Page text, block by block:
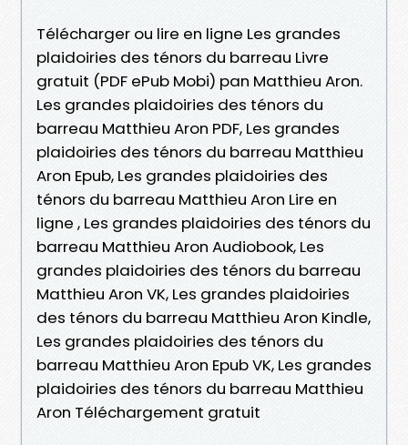
Télécharger ou lire en ligne Les grandes
plaidoiries des ténors du barreau Livre
gratuit (PDF ePub Mobi) pan Matthieu Aron.
Les grandes plaidoiries des ténors du
barreau Matthieu Aron PDF, Les grandes
plaidoiries des ténors du barreau Matthieu
Aron Epub, Les grandes plaidoiries des
ténors du barreau Matthieu Aron Lire en
ligne , Les grandes plaidoiries des ténors du
barreau Matthieu Aron Audiobook, Les
grandes plaidoiries des ténors du barreau
Matthieu Aron VK, Les grandes plaidoiries
des ténors du barreau Matthieu Aron Kindle,
Les grandes plaidoiries des ténors du
barreau Matthieu Aron Epub VK, Les grandes
plaidoiries des ténors du barreau Matthieu
Aron Téléchargement gratuit